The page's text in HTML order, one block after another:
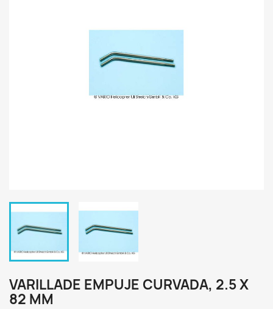
VARILLADE EMPUJE CURVADA, 2.5 X
82 MM